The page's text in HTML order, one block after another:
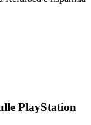
PlayStation